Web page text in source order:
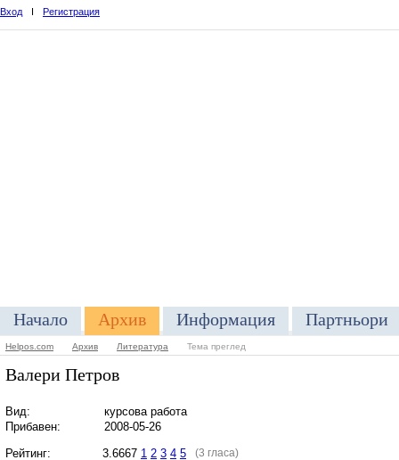
Вход I Регистрация
Начало Архив Информация Партньори
Helpos.com Архив Литература Тема преглед
Валери Петров
Вид:
курсова работа
Прибавен:
2008-05-26
Рейтинг:
3.6667 1 2 3 4 5 (3 гласа)